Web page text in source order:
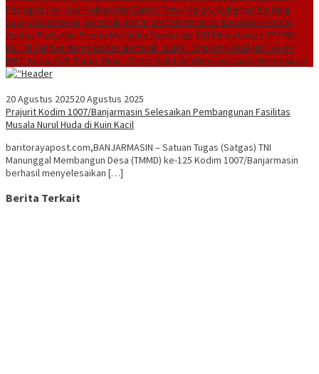
Peringati Hari Jadi Kabupaten Barito Timur Ke-24, Gubernur Kalteng
Sampaikan Pesan Semarak HUT RI UFO Electronics & Furniture Gelar
Zumba Party dan Promo Merdeka Supersale 2026Kreativitas TP PKK
HST di Tangan Mama Deden Berbuah Juara I Tingkat KalselHUT ke-14
IWO, Ketua PWI Barito Timur: Tetap Solid dan Berpihak pada Kebenaran
20 Agustus 202520 Agustus 2025
Prajurit Kodim 1007/Banjarmasin Selesaikan Pembangunan Fasilitas
Musala Nurul Huda di Kuin Kacil​
baritorayapost.com,BANJARMASIN – Satuan Tugas (Satgas) TNI
Manunggal Membangun Desa (TMMD) ke-125 Kodim 1007/Banjarmasin
berhasil menyelesaikan […]
Berita Terkait